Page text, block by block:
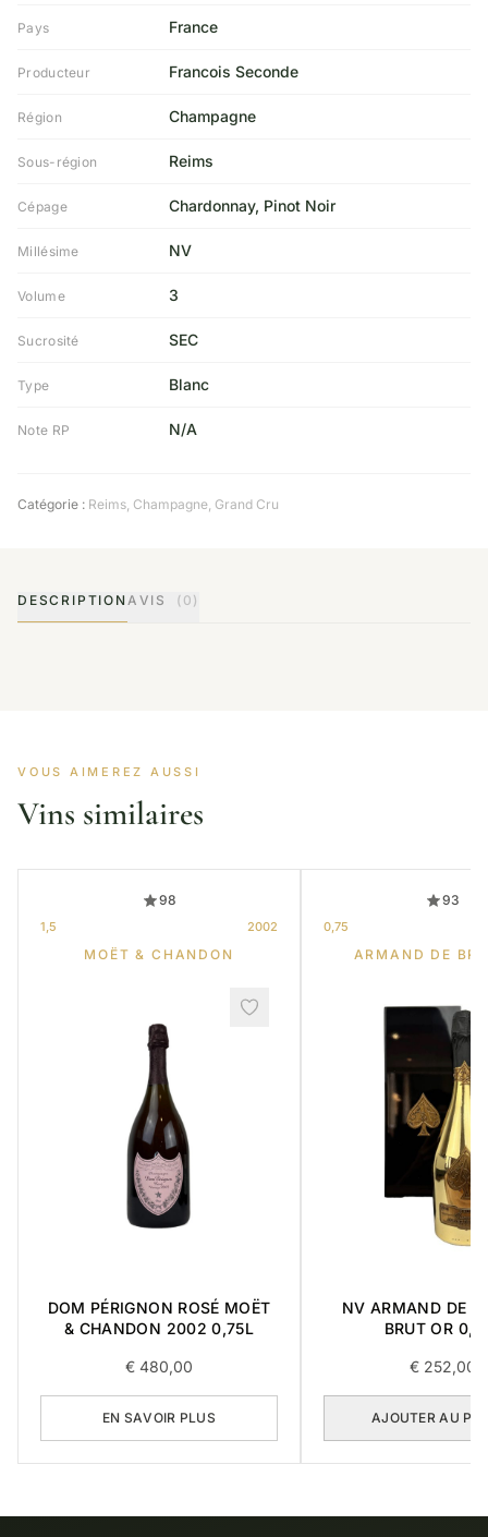
Pays France
Producteur Francois Seconde
Région Champagne
Sous-région Reims
Cépage Chardonnay, Pinot Noir
Millésime NV
Volume 3
Sucrosité SEC
Type Blanc
Note RP N/A
Catégorie : Reims Champagne Grand Cru
DESCRIPTION AVIS (0)
VOUS AIMEREZ AUSSI
Vins similaires
98
1,5 2002
MOËT & CHANDON
DOM PÉRIGNON ROSÉ MOËT
& CHANDON 2002 0,75L
€ 480,00
EN SAVOIR PLUS
93
0,75
ARMAND DE
NV ARMAND DE
BRUT OR
€252,00
AJOUTER AU